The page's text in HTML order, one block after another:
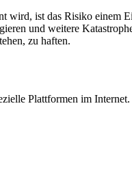
wird, ist das Risiko einem
und weitere
zu haften.
Plattformen im